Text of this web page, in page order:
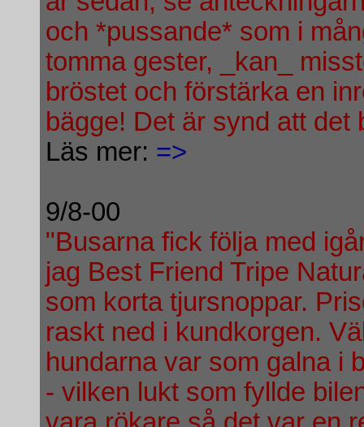
och *pussande* som i
tomma gester, _kan_
bröstet och förstärka en
bägge! Det är synd att det
Läs mer: =>
9/8-00
"Busarna fick följa med
jag Best Friend Tripe
som korta tjursnoppar.
raskt ned i kundkorgen.
hundarna var som galna i
- vilken lukt som fyllde